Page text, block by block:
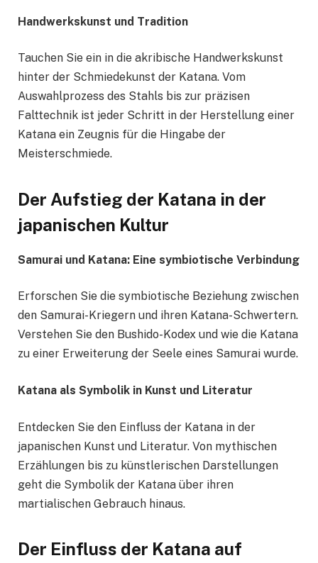
Handwerkskunst und Tradition
Tauchen Sie ein in die akribische Handwerkskunst
hinter der Schmiedekunst der Katana. Vom
Auswahlprozess des Stahls bis zur präzisen
Falttechnik ist jeder Schritt in der Herstellung einer
Katana ein Zeugnis für die Hingabe der
Meisterschmiede.
Der Aufstieg der Katana in der
japanischen Kultur
Samurai und Katana: Eine symbiotische Verbindung
Erforschen Sie die symbiotische Beziehung zwischen
den Samurai-Kriegern und ihren Katana-Schwertern.
Verstehen Sie den Bushido-Kodex und wie die Katana
zu einer Erweiterung der Seele eines Samurai wurde.
Katana als Symbolik in Kunst und Literatur
Entdecken Sie den Einfluss der Katana in der
japanischen Kunst und Literatur. Von mythischen
Erzählungen bis zu künstlerischen Darstellungen
geht die Symbolik der Katana über ihren
martialischen Gebrauch hinaus.
Der Einfluss der Katana auf